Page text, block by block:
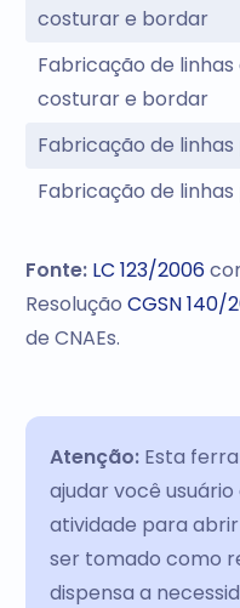
costurar e bordar
Fabricação de
costurar e bordar
Fabricação de
Fabricação de
Fonte: LC 123/2006
ResoluçãoCGSN 140/
de CNAEs.
Atenção:Esta
ajudar você
atividade para
ser tomado como
dispensa a